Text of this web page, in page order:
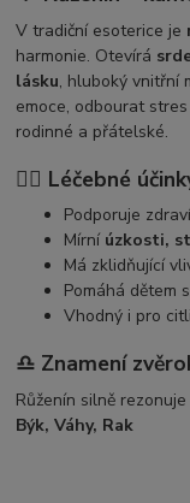
V tradiční esoterice je
harmonie. Otevírá
lásku, hluboký vnitřní
emoce, odbourat
rodinné a přátelské.
🧘‍♀️ Léčebné
Podporuje
Mírní úzkosti,
Má zklidňující
Pomáhá dětem
Vhodný i pro
♎ Znamení
Růženín silně
Býk, Váhy, Rak